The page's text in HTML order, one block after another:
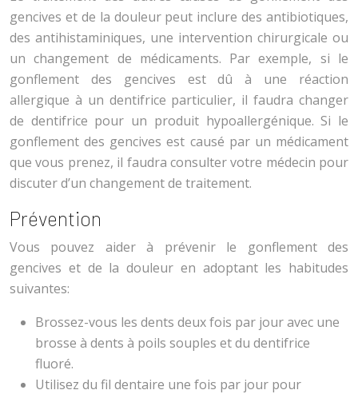
gencives et de la douleur peut inclure des antibiotiques,
des antihistaminiques, une intervention chirurgicale ou
un changement de médicaments. Par exemple, si le
gonflement des gencives est dû à une réaction
allergique à un dentifrice particulier, il faudra changer
de dentifrice pour un produit hypoallergénique. Si le
gonflement des gencives est causé par un médicament
que vous prenez, il faudra consulter votre médecin pour
discuter d’un changement de traitement.
Prévention
Vous pouvez aider à prévenir le gonflement des
gencives et de la douleur en adoptant les habitudes
suivantes:
Brossez-vous les dents deux fois par jour avec une
brosse à dents à poils souples et du dentifrice
fluoré.
Utilisez du fil dentaire une fois par jour pour